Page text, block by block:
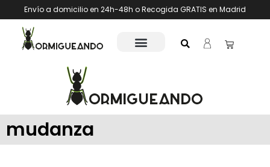
Envío a domicilio en 24h-48h o Recogida GRATIS en Madrid
mudanza